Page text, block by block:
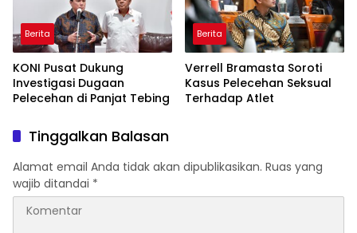
Berita
KONI Pusat Dukung
Investigasi Dugaan
Pelecehan di Panjat Tebing
Berita
Verrell Bramasta Soroti
Kasus Pelecehan Seksual
Terhadap Atlet
Tinggalkan Balasan
Alamat email Anda tidak akan dipublikasikan. Ruas yang
wajib ditandai *